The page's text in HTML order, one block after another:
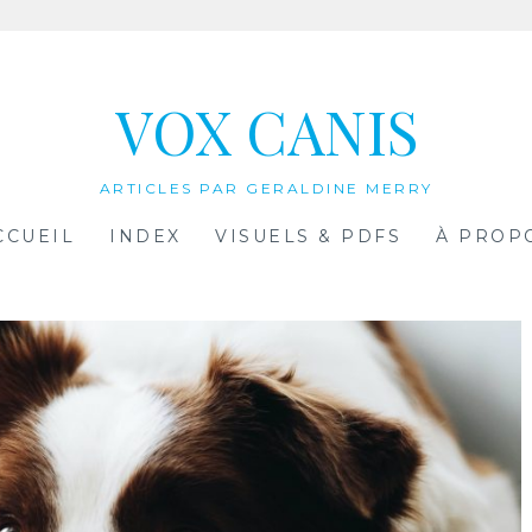
VOX CANIS
ARTICLES PAR GERALDINE MERRY
INDEX VISUELS & PDFS À